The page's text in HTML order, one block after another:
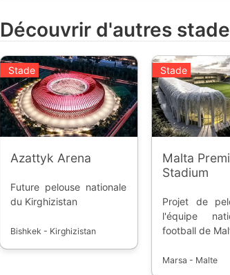
Découvrir d'autres
Stade
Azattyk Arena
Future pelouse nationale
du Kirghizistan
Bishkek - Kirghizistan
Stade
Malta
Stadium
Projet de
l'équipe
football de
Marsa - Malte